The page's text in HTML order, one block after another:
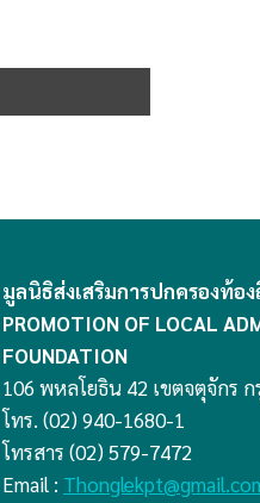
มูลนิธิส่งเสริมการปกครองท้อ
PROMOTION OF LOCAL
FOUNDATION
106 พหลโยธิน 42 เขตจตุจักร
โทร. (02) 940-1680-1
โทรสาร (02) 579-7472
Email :